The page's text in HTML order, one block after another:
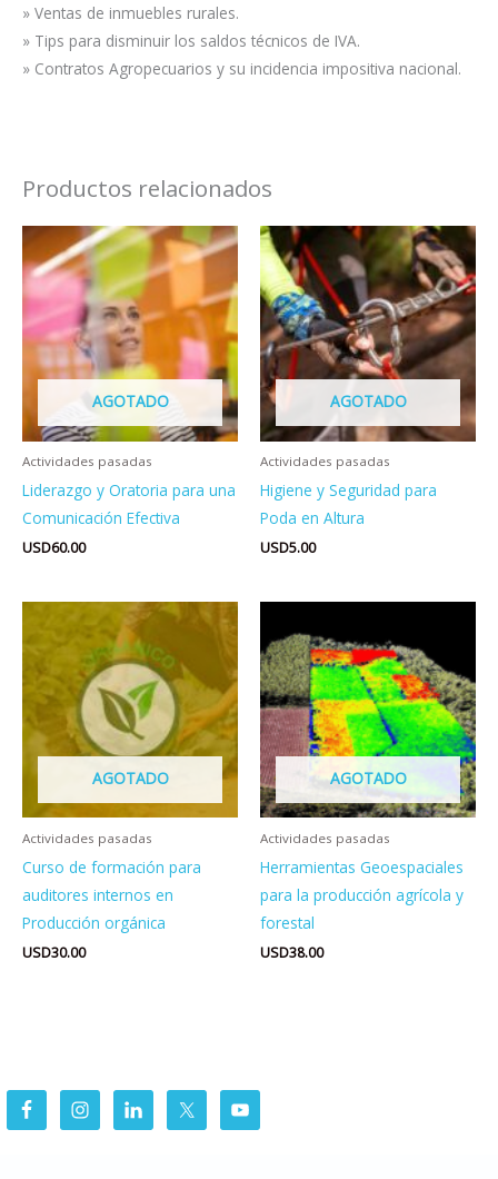
» Ventas de inmuebles rurales.
» Tips para disminuir los saldos técnicos de IVA.
» Contratos Agropecuarios y su incidencia impositiva nacional.
Productos relacionados
AGOTADO
Actividades pasadas
Liderazgo y Oratoria para una
Comunicación Efectiva
USD60.00
AGOTADO
Actividades pasadas
Higiene y Seguridad para
Poda en Altura
USD5.00
AGOTADO
Actividades pasadas
Curso de formación para
auditores internos en
Producción orgánica
USD30.00
AGOTADO
Actividades pasadas
Herramientas Geoespaciales
para la producción agrícola y
forestal
USD38.00